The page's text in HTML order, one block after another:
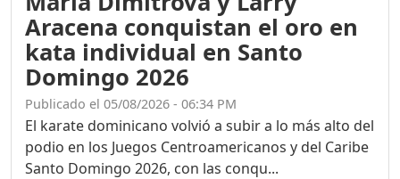
Aracena conquistan el oro en
kata individual en Santo
Domingo 2026
Publicado el 05/08/2026 - 06:34 PM
El karate dominicano volvió a subir a lo más alto del
podio en los Juegos Centroamericanos y del Caribe
Santo Domingo 2026, con las conqu...